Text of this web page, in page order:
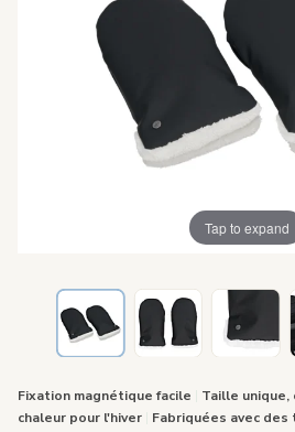
Tap to expand
Fixation magnétique facile Taille
chaleur pour l'hiver
Fabriquées avec des